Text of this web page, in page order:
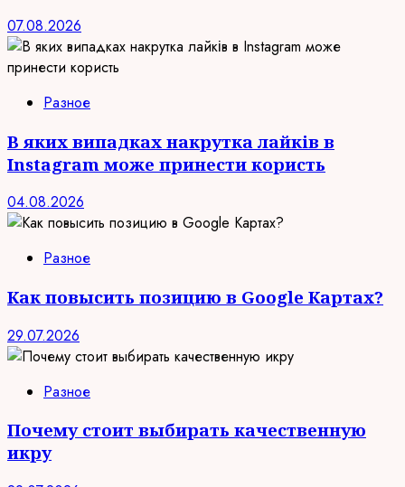
07.08.2026
Разное
В яких випадках накрутка лайків в
Instagram може принести користь
04.08.2026
Разное
Как повысить позицию в Google Картах?
29.07.2026
Разное
Почему стоит выбирать качественную
икру